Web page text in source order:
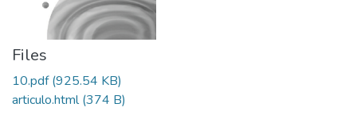
Files
10.pdf(925.54 KB)
articulo.html(374 B)